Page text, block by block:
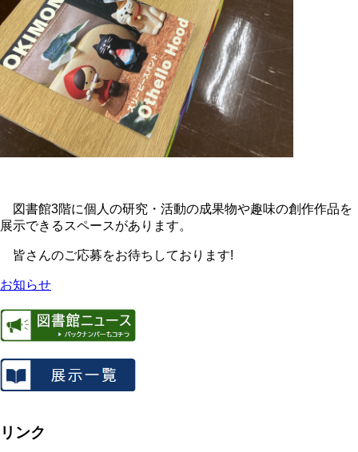
図書館3階に個人の研究・活動の成果物や趣味の創作作品を
展示できるスペースがあります。
皆さんのご応募をお待ちしております!
お知らせ
リンク